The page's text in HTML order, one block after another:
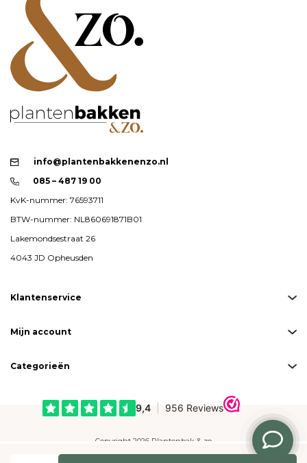
info@plantenbakkenenzo.nl
085 – 487 19 00
KvK-nummer: 76593711
BTW-nummer: NL860691871B01
Lakemondsestraat 26
4043 JD Opheusden
Klantenservice
Mijn account
Categorieën
Copyright 2026 Plantenbak & zo
Created byemarkable